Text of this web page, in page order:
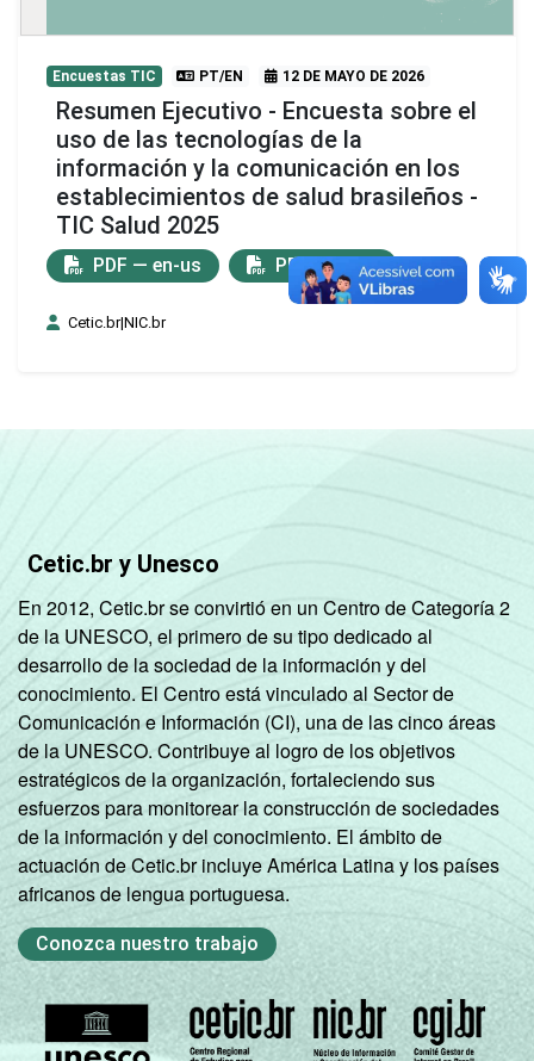
Encuestas TIC PT/EN 12 DE MAYO DE 2026
Resumen Ejecutivo - Encuesta sobre el
uso de las tecnologías de la
información y la comunicación en los
establecimientos de salud brasileños -
TIC Salud 2025
PDF — en-us PDF — pt-br
Cetic.br|NIC.br
Cetic.br y Unesco
En 2012, Cetic.br se convirtió en un Centro de Categoría 2
de la UNESCO, el primero de su tipo dedicado al
desarrollo de la sociedad de la información y del
conocimiento. El Centro está vinculado al Sector de
Comunicación e Información (CI), una de las cinco áreas
de la UNESCO. Contribuye al logro de los objetivos
estratégicos de la organización, fortaleciendo sus
esfuerzos para monitorear la construcción de sociedades
de la información y del conocimiento. El ámbito de
actuación de Cetic.br incluye América Latina y los países
africanos de lengua portuguesa.
Conozca nuestro trabajo